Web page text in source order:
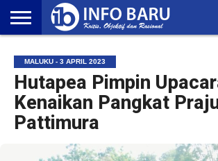
NASIONAL
AMBONIA
MALUKU
EKONOMI
POLITIK
OLAHRAGA
LIFESTYLE
REDAKSI
MALUKU - 3 APRIL 2023
Hutapea Pimpin
Kenaikan Pangkat
Pattimura